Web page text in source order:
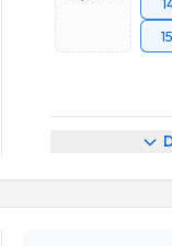
Randevu Takvimi
Op. Dr. Elif Nazlı